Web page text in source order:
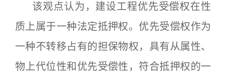
该观点认为，建设工程优先受偿权在性
质上属于一种法定抵押权。优先受偿权作为
一种不转移占有的担保物权，具有从属性、
物上代位性和优先受偿性，符合抵押权的一